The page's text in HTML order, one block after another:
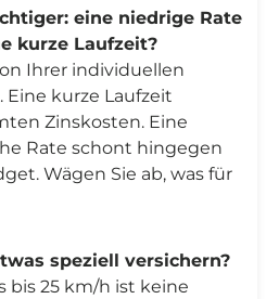
eine niedrige Rate
kurze Laufzeit?
Ihrer individuellen
Eine kurze Laufzeit
Zinskosten. Eine
Rate schont hingegen
Wägen Sie ab, was für
speziell versichern?
bis 25 km/h ist keine